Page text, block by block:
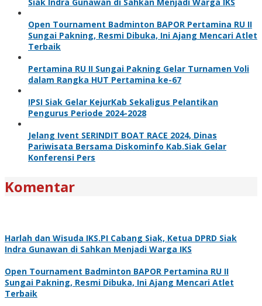
Open Tournament Badminton BAPOR Pertamina RU II
Sungai Pakning, Resmi Dibuka, Ini Ajang Mencari Atlet
Terbaik
Pertamina RU II Sungai Pakning Gelar Turnamen Voli
dalam Rangka HUT Pertamina ke-67
IPSI Siak Gelar KejurKab Sekaligus Pelantikan
Pengurus Periode 2024-2028
Jelang Ivent SERINDIT BOAT RACE 2024, Dinas
Pariwisata Bersama Diskominfo Kab.Siak Gelar
Konferensi Pers
Komentar
Harlah dan Wisuda IKS.PI Cabang Siak, Ketua DPRD Siak
Indra Gunawan di Sahkan Menjadi Warga IKS
Open Tournament Badminton BAPOR Pertamina RU II
Sungai Pakning, Resmi Dibuka, Ini Ajang Mencari Atlet
Terbaik